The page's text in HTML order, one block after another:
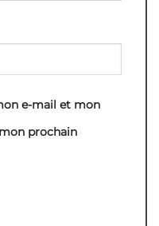
e-mail et mon
prochain